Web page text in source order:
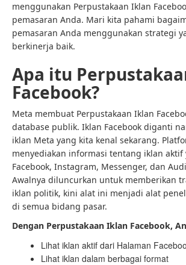
menggunakan Perpustakaan Iklan
pemasaran Anda. Mari kita pahami
pemasaran Anda menggunakan strategi
berkinerja baik.
Apa itu
Facebook?
Meta membuat Perpustakaan Iklan
database publik. Iklan Facebook diganti
iklan Meta yang kita kenal sekarang.
menyediakan informasi tentang iklan
Facebook, Instagram, Messenger, dan
Awalnya diluncurkan untuk memberikan
iklan politik, kini alat ini menjadi alat
di semua bidang pasar.
Dengan Perpustakaan Iklan Facebook,
Lihat iklan aktif dari Halaman
Lihat iklan dalam berbagai format